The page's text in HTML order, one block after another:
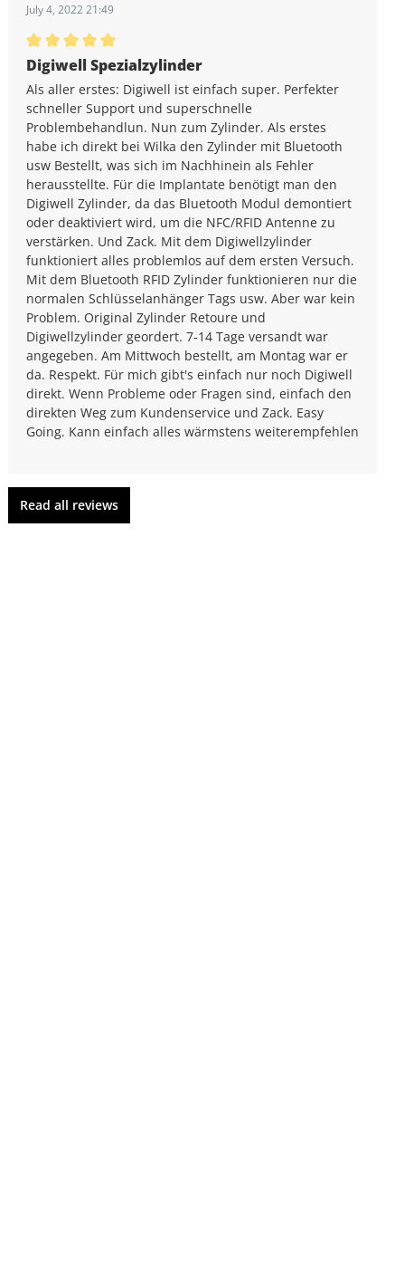
July 4, 2022 21:49
Average rating of 5 out of 5 stars
Digiwell Spezialzylinder
Als aller erstes: Digiwell ist einfach super. Perfekter
schneller Support und superschnelle
Problembehandlun. Nun zum Zylinder. Als erstes
habe ich direkt bei Wilka den Zylinder mit Bluetooth
usw Bestellt, was sich im Nachhinein als Fehler
herausstellte. Für die Implantate benötigt man den
Digiwell Zylinder, da das Bluetooth Modul demontiert
oder deaktiviert wird, um die NFC/RFID Antenne zu
verstärken. Und Zack. Mit dem Digiwellzylinder
funktioniert alles problemlos auf dem ersten Versuch.
Mit dem Bluetooth RFID Zylinder funktionieren nur die
normalen Schlüsselanhänger Tags usw. Aber war kein
Problem. Original Zylinder Retoure und
Digiwellzylinder geordert. 7-14 Tage versandt war
angegeben. Am Mittwoch bestellt, am Montag war er
da. Respekt. Für mich gibt's einfach nur noch Digiwell
direkt. Wenn Probleme oder Fragen sind, einfach den
direkten Weg zum Kundenservice und Zack. Easy
Going. Kann einfach alles wärmstens weiterempfehlen
Read all reviews